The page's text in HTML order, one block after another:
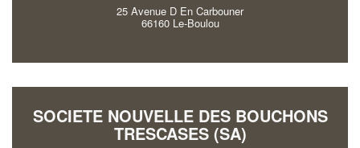
25 Avenue D En Carbouner
66160 Le-Boulou
SOCIETE NOUVELLE DES BOUCHONS
TRESCASES (SA)